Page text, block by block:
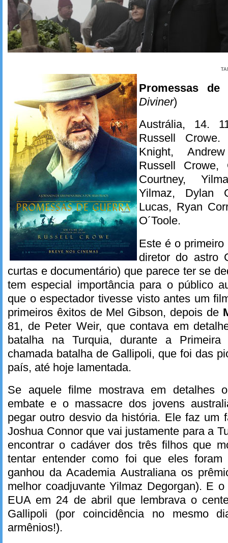
Promessas de
Diviner)
Austrália, 14.
Russell
Knight,
Russell Crowe,
Courtney,
Yilmaz, Dylan
Lucas, Ryan
O´Toole.
Este é o
diretor do astro
curtas e documentário) que parece ter se
tem especial importância para o público
que o espectador tivesse visto antes um
primeiros êxitos de Mel Gibson, depois de
81, de Peter Weir, que contava em
batalha na Turquia, durante a Primeira
chamada batalha de Gallipoli, que foi das
país, até hoje lamentada.
Se aquele filme mostrava em detalhes
embate e o massacre dos jovens
pegar outro desvio da história. Ele faz um
Joshua Connor que vai justamente para a
encontrar o cadáver dos três filhos que
tentar entender como foi que eles foram
ganhou da Academia Australiana os
melhor coadjuvante Yilmaz Degorgan). E
EUA em 24 de abril que lembrava o
Gallipoli (por coincidência no mesmo
armênios!).